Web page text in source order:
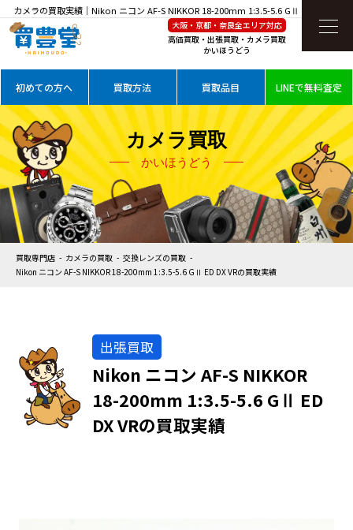
カメラの買取実績｜Nikon ニコン AF-S NIKKOR 18-200mm 1:3.5-5.6 GⅡ ED DX VRを
高価買取
大阪・京都・奈良全エリア対応
高価買取・出張買取・カメラ買取
かいほうどう
初めての方へ 買取方法 買取品目 LINEで無料査定
カメラ買取
かいほうどう
買取専門店 カメラの買取
交換レンズの買取
Nikon ニコン AF-S NIKKOR 18-200mm 1:3.5-5.6 GⅡ ED DX VRの買取実績
出張買取
Nikon ニコン AF-S NIKKOR
18-200mm 1:3.5-5.6 GⅡ ED
DX VRの買取実績